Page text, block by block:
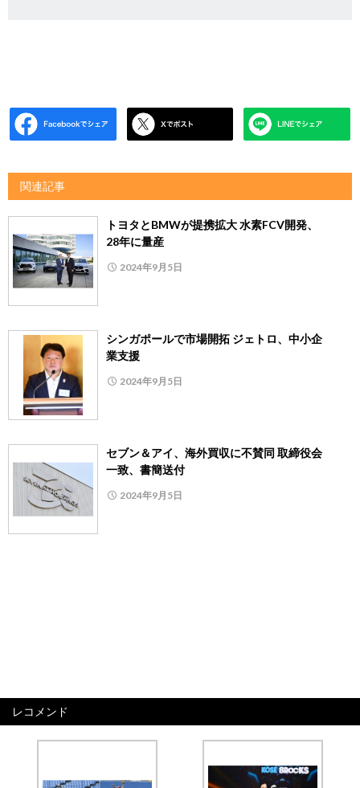
関連記事
トヨタとBMWが提携拡大 水素FCV開発、
28年に量産
2024年9月5日
シンガポールで市場開拓 ジェトロ、中小企
業支援
2024年9月5日
セブン＆アイ、海外買収に不賛同 取締役会
一致、書簡送付
2024年9月5日
レコメンド